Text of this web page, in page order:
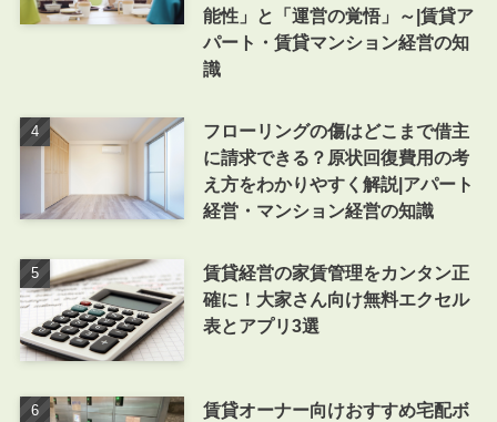
能性」と「運営の覚悟」～|賃貸ア
パート・賃貸マンション経営の知
識
フローリングの傷はどこまで借主
に請求できる？原状回復費用の考
え方をわかりやすく解説|アパート
経営・マンション経営の知識
賃貸経営の家賃管理をカンタン正
確に！大家さん向け無料エクセル
表とアプリ3選
賃貸オーナー向けおすすめ宅配ボ